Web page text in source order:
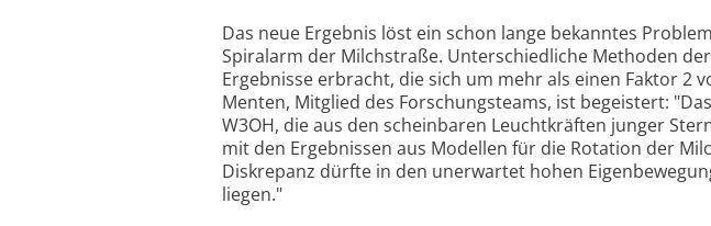
Das neue Ergebnis löst ein schon lange bekanntes
Spiralarm der Milchstraße. Unterschiedliche Methoden
Ergebnisse erbracht, die sich um mehr als einen Faktor 2
Menten, Mitglied des Forschungsteams, ist begeistert:
W3OH, die aus den scheinbaren Leuchtkräften junger
mit den Ergebnissen aus Modellen für die Rotation der
Diskrepanz dürfte in den unerwartet hohen
liegen."